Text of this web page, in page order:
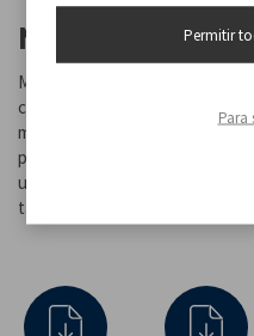
MÁQUINA DEL
Máquina para hacer pan con
con ventana para controlar el
máxima 900gr de pan. Amasa,
programas seleccionables, que
una hora y un temporizador
taza medidora proporcionadas.
Permitir
Para